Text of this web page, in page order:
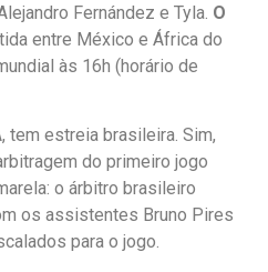
Fernández e Tyla. O
entre México e África do
às 16h (horário de
tem estreia brasileira. Sim,
do primeiro jogo
o árbitro brasileiro
os assistentes Bruno Pires
para o jogo.